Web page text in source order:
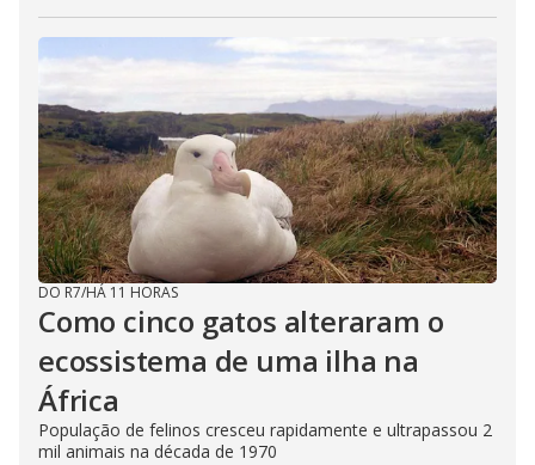
DO R7/HÁ 11 HORAS
Como cinco gatos alteraram o
ecossistema de uma ilha na
África
População de felinos cresceu rapidamente e ultrapassou 2
mil animais na década de 1970